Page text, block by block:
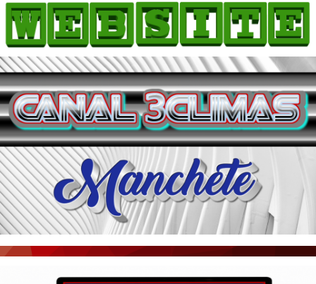
HOME
COMO ANUNCIAR
JORNAIS DO BRASIL
PODCAST/NOTÍCIAS
AS NOTÍCIAS DO DIA
ACONTECEU...VIROU MANCHETE!
BLOGS & COLUNAS
AGÊNCIA DE NOTÍCIAS
CNN BRASIL